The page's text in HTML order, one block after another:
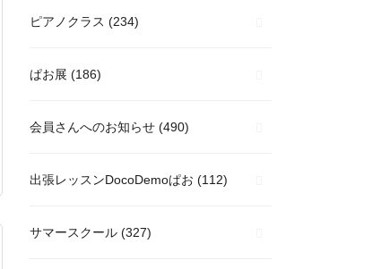
ピアノクラス (234)
ぱお展 (186)
会員さんへのお知らせ (490)
出張レッスンDocoDemoぱお (112)
サマースクール (327)